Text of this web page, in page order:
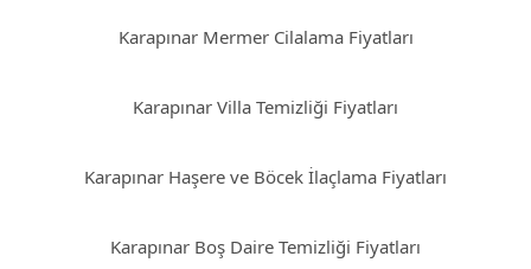
Karapınar Mermer Cilalama Fiyatları
Karapınar Villa Temizliği Fiyatları
Karapınar Haşere ve Böcek İlaçlama Fiyatları
Karapınar Boş Daire Temizliği Fiyatları